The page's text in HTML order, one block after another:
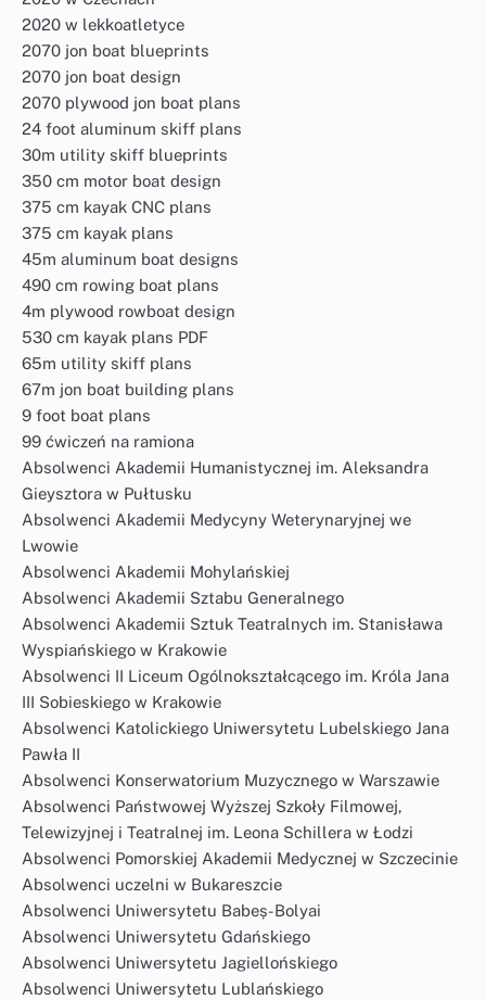
2020 w lekkoatletyce
2070 jon boat blueprints
2070 jon boat design
2070 plywood jon boat plans
24 foot aluminum skiff plans
30m utility skiff blueprints
350 cm motor boat design
375 cm kayak CNC plans
375 cm kayak plans
45m aluminum boat designs
490 cm rowing boat plans
4m plywood rowboat design
530 cm kayak plans PDF
65m utility skiff plans
67m jon boat building plans
9 foot boat plans
99 ćwiczeń na ramiona
Absolwenci Akademii Humanistycznej im. Aleksandra
Gieysztora w Pułtusku
Absolwenci Akademii Medycyny Weterynaryjnej we
Lwowie
Absolwenci Akademii Mohylańskiej
Absolwenci Akademii Sztabu Generalnego
Absolwenci Akademii Sztuk Teatralnych im. Stanisława
Wyspiańskiego w Krakowie
Absolwenci II Liceum Ogólnokształcącego im. Króla Jana
III Sobieskiego w Krakowie
Absolwenci Katolickiego Uniwersytetu Lubelskiego Jana
Pawła II
Absolwenci Konserwatorium Muzycznego w Warszawie
Absolwenci Państwowej Wyższej Szkoły Filmowej,
Telewizyjnej i Teatralnej im. Leona Schillera w Łodzi
Absolwenci Pomorskiej Akademii Medycznej w Szczecinie
Absolwenci uczelni w Bukareszcie
Absolwenci Uniwersytetu Babeș-Bolyai
Absolwenci Uniwersytetu Gdańskiego
Absolwenci Uniwersytetu Jagiellońskiego
Absolwenci Uniwersytetu Lublańskiego